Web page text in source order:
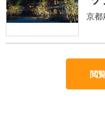
京都
閲